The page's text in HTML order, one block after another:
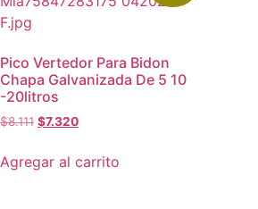
Pico Vertedor Para Bidon
Chapa Galvanizada De 5 10
-20litros
$8.111 $7.320
Agregar al carrito